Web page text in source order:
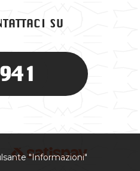
"Informazioni"
SU